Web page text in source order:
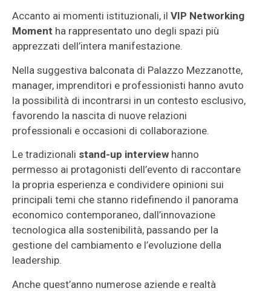
Accanto ai momenti istituzionali, il VIP Networking
Moment ha rappresentato uno degli spazi più
apprezzati dell’intera manifestazione.
Nella suggestiva balconata di Palazzo Mezzanotte,
manager, imprenditori e professionisti hanno avuto
la possibilità di incontrarsi in un contesto esclusivo,
favorendo la nascita di nuove relazioni
professionali e occasioni di collaborazione.
Le tradizionali stand-up interview hanno
permesso ai protagonisti dell’evento di raccontare
la propria esperienza e condividere opinioni sui
principali temi che stanno ridefinendo il panorama
economico contemporaneo, dall’innovazione
tecnologica alla sostenibilità, passando per la
gestione del cambiamento e l’evoluzione della
leadership.
Anche quest’anno numerose aziende e realtà